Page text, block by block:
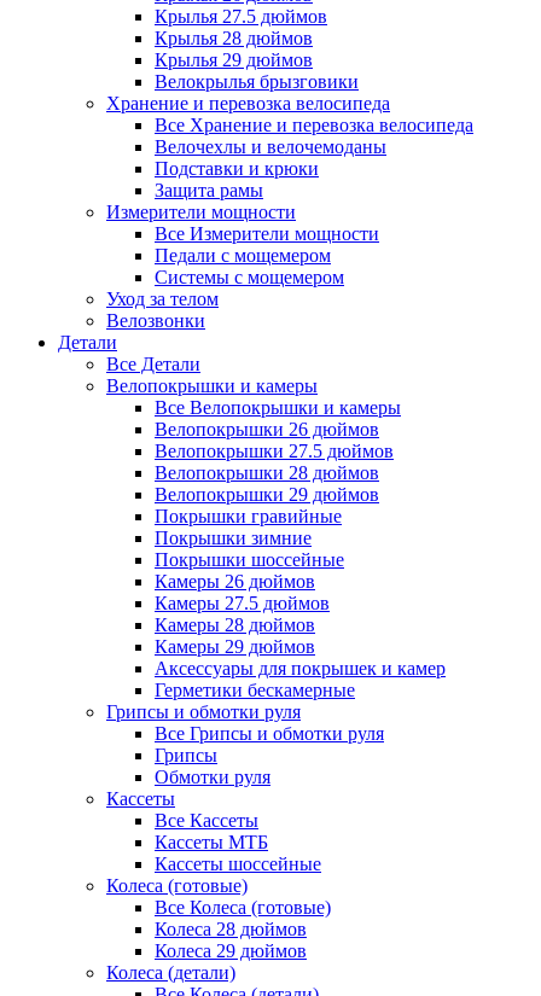
Крылья 27.5 дюймов
Крылья 28 дюймов
Крылья 29 дюймов
Велокрылья брызговики
Хранение и перевозка велосипеда
Все Хранение и перевозка велосипеда
Велочехлы и велочемоданы
Подставки и крюки
Защита рамы
Измерители мощности
Все Измерители мощности
Педали с мощемером
Системы с мощемером
Уход за телом
Велозвонки
Детали
Все Детали
Велопокрышки и камеры
Все Велопокрышки и камеры
Велопокрышки 26 дюймов
Велопокрышки 27.5 дюймов
Велопокрышки 28 дюймов
Велопокрышки 29 дюймов
Покрышки гравийные
Покрышки зимние
Покрышки шоссейные
Камеры 26 дюймов
Камеры 27.5 дюймов
Камеры 28 дюймов
Камеры 29 дюймов
Аксессуары для покрышек и камер
Герметики бескамерные
Грипсы и обмотки руля
Все Грипсы и обмотки руля
Грипсы
Обмотки руля
Кассеты
Все Кассеты
Кассеты МТБ
Кассеты шоссейные
Колеса (готовые)
Все Колеса (готовые)
Колеса 28 дюймов
Колеса 29 дюймов
Колеса (детали)